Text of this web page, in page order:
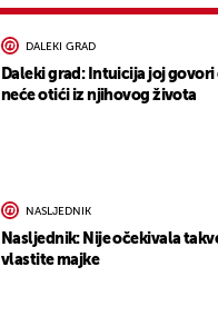
DALEKI GRAD
Daleki grad: Intuicija joj govori
neće otići iz njihovog života
NASLJEDNIK
Nasljednik: Nije očekivala
vlastite majke